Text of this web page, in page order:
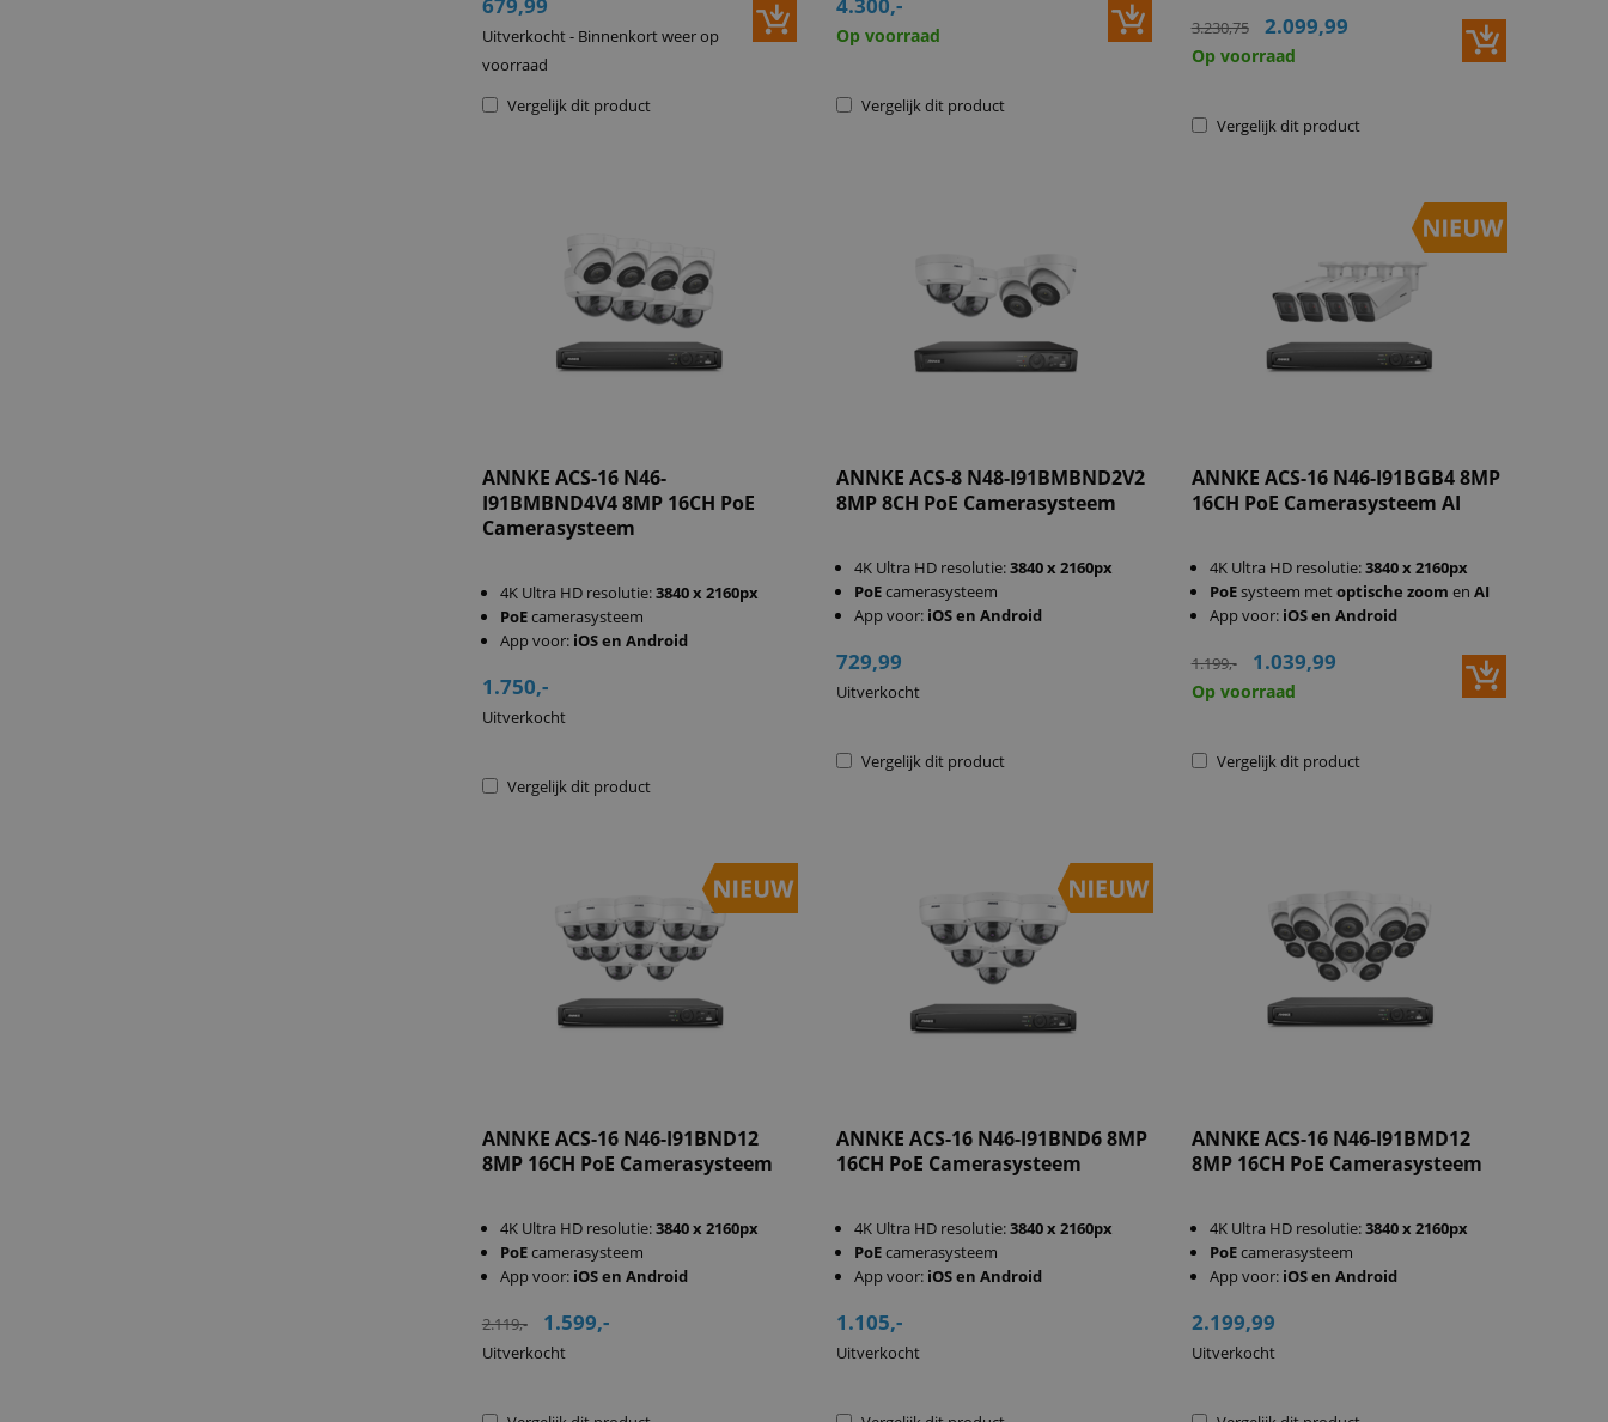
Uitverkocht - Binnenkort weer op
voorraad
Vergelijk dit product
Op voorraad
Vergelijk dit product
3.230,75 2.099,99
Op voorraad
Vergelijk dit product
ANNKE ACS-16 N46-
I91BMBND4V4 8MP 16CH PoE
Camerasysteem
4K Ultra HD resolutie:3840 x 2160px
PoEcamerasysteem
App voor: iOS en Android
1.750,-
Uitverkocht
Vergelijk dit product
ANNKE ACS-8 N48-I91BMBND2V2
8MP 8CH PoE Camerasysteem
4K Ultra HD resolutie:3840 x 2160px
PoEcamerasysteem
App voor: iOS en Android
729,99
Uitverkocht
Vergelijk dit product
ANNKE ACS-16 N46-I91BGB4 8MP
16CH PoE Camerasysteem AI
4K Ultra HD resolutie:3840 x 2160px
PoEsysteem metoptische zoom en AI
App voor: iOS en Android
1.199,- 1.039,99
Op voorraad
Vergelijk dit product
ANNKE ACS-16 N46-I91BND12
8MP 16CH PoE Camerasysteem
4K Ultra HD resolutie:3840 x 2160px
PoEcamerasysteem
App voor: iOS en Android
2.119,- 1.599,-
Uitverkocht
ANNKE ACS-16 N46-I91BND6 8MP
16CH PoE Camerasysteem
4K Ultra HD resolutie:3840 x 2160px
PoEcamerasysteem
App voor: iOS en Android
1.105,-
Uitverkocht
ANNKE ACS-16 N46-I91BMD12
8MP 16CH PoE Camerasysteem
4K Ultra HD resolutie:3840 x 2160px
PoEcamerasysteem
App voor: iOS en Android
2.199,99
Uitverkocht